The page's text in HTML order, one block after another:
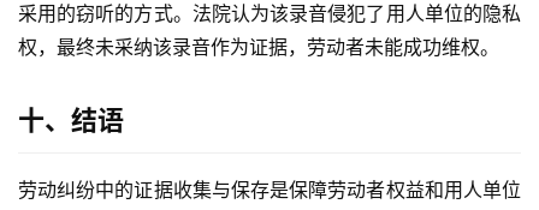
采用的窃听的方式。法院认为该录音侵犯了用人单位的隐私
权，最终未采纳该录音作为证据，劳动者未能成功维权。
十、结语
劳动纠纷中的证据收集与保存是保障劳动者权益和用人单位